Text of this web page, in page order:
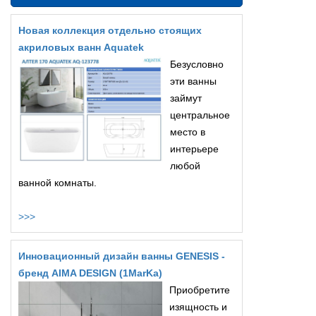
Новая коллекция отдельно стоящих
акриловых ванн Aquatek
Безусловно
эти ванны
займут
центральное
место в
интерьере
любой
ванной комнаты.
>>>
Инновационный дизайн ванны GENESIS -
бренд AIMA DESIGN (1MarKa)
Приобретите
изящность и